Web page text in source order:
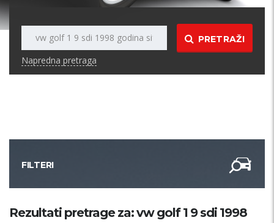
PRETRAŽI
Napredna pretraga
FILTERI
Kategorija
Rezultati pretrage za: vw golf 1 9 sdi 1998